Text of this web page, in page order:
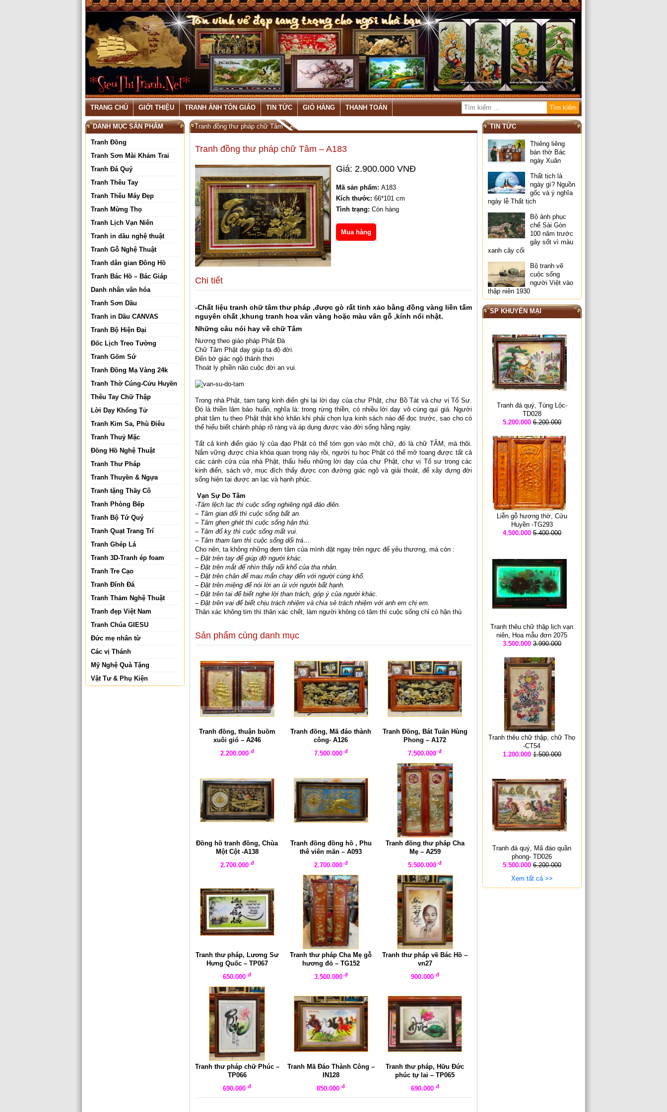
TRANG CHỦ GIỚI THIỆU TRANH ẢNH TÔN GIÁO TIN TỨC GIỎ HÀNG THANH TOÁN
DANH MỤC SẢN PHẨM
Tranh Đồng
Tranh Sơn Mài Khảm Trai
Tranh Đá Quý
Tranh Thêu Tay
Tranh Thêu Máy Đẹp
Tranh Mừng Thọ
Tranh Lịch Vạn Niên
Tranh in dầu nghệ thuật
Tranh Gỗ Nghệ Thuật
Tranh dân gian Đông Hồ
Tranh Bác Hồ – Bác Giáp
Danh nhân văn hóa
Tranh Sơn Dầu
Tranh in Dầu CANVAS
Tranh Bộ Hiện Đại
Đốc Lịch Treo Tường
Tranh Gốm Sứ
Tranh Đồng Mạ Vàng 24k
Tranh Thờ Cúng-Cửu Huyền
Thêu Tay Chữ Thập
Lời Dạy Khổng Tử
Tranh Kim Sa, Phù Điêu
Tranh Thuỷ Mặc
Đồng Hồ Nghệ Thuật
Tranh Thư Pháp
Tranh Thuyền & Ngựa
Tranh tặng Thầy Cô
Tranh Phòng Bếp
Tranh Bộ Tứ Quý
Tranh Quạt Trang Trí
Tranh Ghép Lá
Tranh 3D-Tranh ép foam
Tranh Tre Cạo
Tranh Đính Đá
Tranh Thảm Nghệ Thuật
Tranh đẹp Việt Nam
Tranh Chúa GIESU
Đức mẹ nhân từ
Các vị Thánh
Mỹ Nghệ Quà Tặng
Vật Tư & Phụ Kiện
Tranh đồng thư pháp chữ Tâm – A183
Tranh đồng thư pháp chữ Tâm – A183
Giá: 2.900.000 VNĐ
Mã sản phẩm: A183
Kích thước: 66*101 cm
Tình trạng: Còn hàng
Chi tiết
-Chất liệu tranh chữ tâm thư pháp ,được gò rất tinh xảo bằng đồng vàng liền tấm
nguyên chất ,khung tranh hoa văn vàng hoặc màu vân gỗ ,kính nổi nhật.
Những câu nói hay về chữ Tâm
Nương theo giáo pháp Phật Đà
Chữ Tâm Phật dạy giúp ta độ đời.
Đến bờ giác ngộ thảnh thơi
Thoát ly phiền não cuộc đời an vui.
Trong nhà Phật, tam tạng kinh điển ghi lại lời dạy của chư Phật, chư Bồ Tát và chư vị Tổ Sư.
Đó là thiền lâm bảo huấn, nghĩa là: trong rừng thiền, có nhiều lời dạy vô cùng quí giá. Người
phát tâm tu theo Phật thật khó khăn khi phải chọn lựa kinh sách nào để đọc trước, sao cho có
thể hiểu biết chánh pháp rõ ràng và áp dụng được vào đời sống hằng ngày.
Tất cả kinh điển giáo lý của đạo Phật có thể tóm gọn vào một chữ, đó là chữ TÂM, mà thôi.
Nắm vững được chìa khóa quan trọng này rồi, người tu học Phật có thể mở toang được tất cả
các cánh cửa của nhà Phật, thấu hiểu những lời dạy của chư Phật, chư vị Tổ sư trong các
kinh điển, sách vở, mục đích thấy được con đường giác ngộ và giải thoát, để xây dựng đời
sống hiện tại được an lạc và hạnh phúc.
Vạn Sự Do Tâm
-Tâm lệch lạc thì cuộc sống nghiêng ngã đảo điên.
– Tâm gian dối thì cuộc sống bất an.
– Tâm ghen ghét thì cuộc sống hận thù.
– Tâm đố kỵ thì cuộc sống mất vui.
– Tâm tham lam thì cuộc sống dối trá…
Cho nên, ta không những đem tâm của mình đặt ngay trên ngực để yêu thương, mà còn :
– Đặt trên tay để giúp đỡ người khác.
– Đặt trên mắt để nhìn thấy nổi khổ của tha nhân.
– Đặt trên chân để mau mắn chạy đến với người cùng khổ.
– Đặt trên miệng để nói lời an ủi với người bất hạnh.
– Đặt trên tai để biết nghe lời than trách, góp ý của người khác.
– Đặt trên vai để biết chịu trách nhiệm và chia sẻ trách nhiệm với anh em chị em.
Thân xác không tim thì thân xác chết, làm người không có tâm thì cuộc sống chỉ có hận thù
Sản phẩm cùng danh mục
Tranh đồng, thuận buồm
xuôi gió – A246
2.200.000 đ
Tranh đồng, Mã đáo thành
công- A126
7.500.000 đ
Tranh Đồng, Bát Tuấn Hùng
Phong – A172
7.500.000đ
Đồng hồ tranh đồng, Chùa
Một Cột -A138
2.700.000 đ
Tranh đồng đồng hồ , Phu
thê viên mãn – A093
2.700.000 đ
Tranh đồng thư pháp Cha
Mẹ – A259
5.500.000đ
Tranh thư pháp, Lương Sư
Hưng Quốc – TP067
650.000đ
Tranh thư pháp Cha Mẹ gỗ
hương đỏ – TG152
3.500.000 đ
Tranh thư pháp về Bác Hồ –
vn27
900.000 đ
Tranh thư pháp chữ Phúc –
TP066
690.000đ
Tranh Mã Đáo Thành Công –
IN128
850.000đ
Tranh thư pháp, Hữu Đức
phúc tự lai – TP065
690.000 đ
TIN TỨC
Thiêng liêng
bàn thờ Bác
ngày Xuân
Thất tịch là
ngày gì? Nguồn
gốc và ý nghĩa
ngày lễ Thất tịch
Bộ ảnh phục
chế Sài Gòn
100 năm trước
gây sốt vì màu
xanh cây cối
Bộ tranh vẽ
cuộc sống
người Việt vào
thập niên 1930
SP KHUYẾN MẠI
Tranh đá quý, Tùng Lộc-
TD028
5.200.000 6.200.000
Liễn gỗ hương thờ, Cửu
Huyền -TG293
4.500.000 5.400.000
Tranh thêu chữ thập lịch vạn
niên, Hoa mẫu đơn 2075
3.500.000 3.990.000
Tranh thêu chữ thập, chữ Thọ
-CT54
1.200.000 1.500.000
Tranh đá quý, Mã đáo quần
phong- TD026
5.500.000 6.200.000
Xem tất cả >>